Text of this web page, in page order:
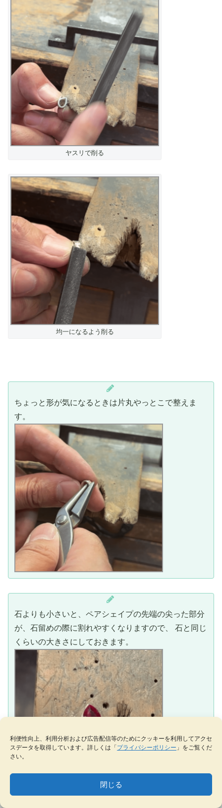
利便性向上、利用分析および広告配信等のためにクッキーを利用してアクセ
スデータを取得しています。詳しくは「 プライバシーポリシー 」をご覧くだ
さい。
閉じる
ヤスリで削る
均一になるよう削る
ちょっと形が気になるときは片丸やっとこで整えま
す。
石よりも小さいと、ペアシェイプの先端の尖った部分
が、石留めの際に割れやすくなりますので、 石と同じ
くらいの大きさにしておきます。